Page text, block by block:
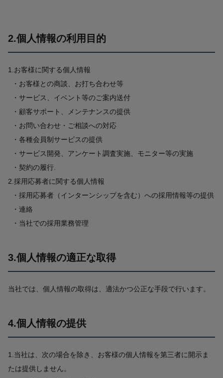
2.個人情報の利用目的
1.お客様に関する個人情報
・お客様との商談、お打ち合わせ等
・サービス、イベント等のご案内送付
・顧客サポート、メンテナンスの提供
・お問い合わせ・ご相談への対応
・各種会員制サービスの提供
・サービス開発、アンケート調査実施、モニター等の実施
・契約の履行.
2.採用応募者に関する個人情報
・採用応募者（インターンシップを含む）への採用情報等の提供
・連絡
・当社での採用業務管理
3.個人情報の適正な取得
当社では、個人情報の取得は、適法かつ公正な手段で行います。
4.個人情報の提供
1.当社は、次の場合を除き、お客様の個人情報を第三者に開示ま
たは提供しません。